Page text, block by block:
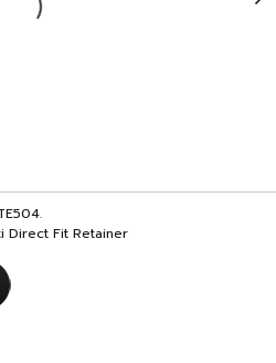
Direct Fit Retainer